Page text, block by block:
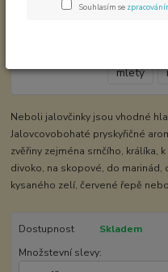
Neboli jalovčinky jsou vhodné
Jalovcovobohaté pryskyřičné
zvěřiny zejména srnčího, králíka,
divoko, na skopové, do
kysaného zelí, červené řepě
Dostupnost
Skladem
Množstevní slevy:
Souhlasím se